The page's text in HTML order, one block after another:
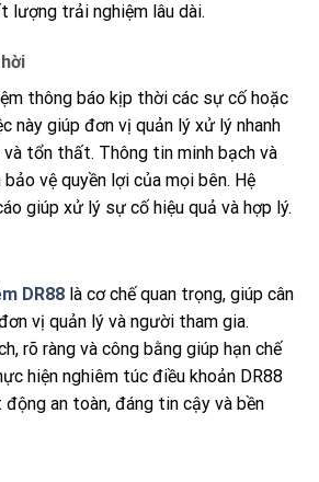
lượng trải nghiệm lâu dài.
thông báo kịp thời các sự cố hoặc
này giúp đơn vị quản lý xử lý nhanh
và tổn thất. Thông tin minh bạch và
vệ quyền lợi của mọi bên. Hệ
giúp xử lý sự cố hiệu quả và hợp lý.
DR88 là cơ chế quan trọng, giúp cân
vị quản lý và người tham gia.
rõ ràng và công bằng giúp hạn chế
hiện nghiêm túc điều khoản DR88
an toàn, đáng tin cậy và bền